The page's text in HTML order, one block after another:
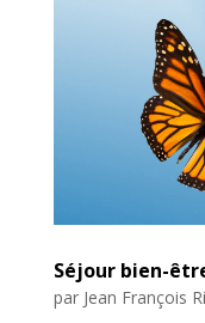
Séjour bien-
par Jean François